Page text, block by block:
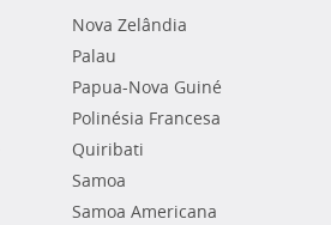
Nova Zelândia
Palau
Papua-Nova Guiné
Polinésia Francesa
Quiribati
Samoa
Samoa Americana